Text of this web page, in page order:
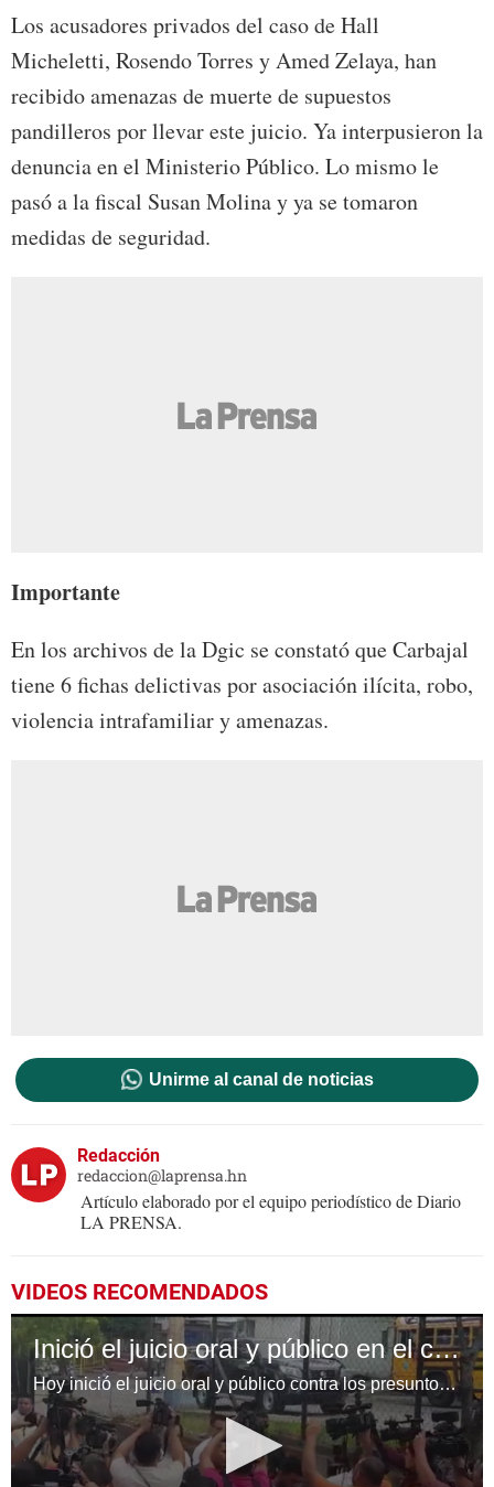
Los acusadores privados del caso de Hall
Micheletti, Rosendo Torres y Amed Zelaya, han
recibido amenazas de muerte de supuestos
pandilleros por llevar este juicio. Ya interpusieron la
denuncia en el Ministerio Público. Lo mismo le
pasó a la fiscal Susan Molina y ya se tomaron
medidas de seguridad.
Importante
En los archivos de la Dgic se constató que Carbajal
tiene 6 fichas delictivas por asociación ilícita, robo,
violencia intrafamiliar y amenazas.
Unirme al canal de noticias
Redacción
redaccion@laprensa.hn
Artículo elaborado por el equipo periodístico de Diario
LA PRENSA.
VIDEOS RECOMENDADOS
Inició el juicio oral y público en el caso Collier
Hoy inició el juicio oral y público contra los presuntos implicados en la muerte del joven universitario Carlos Collier